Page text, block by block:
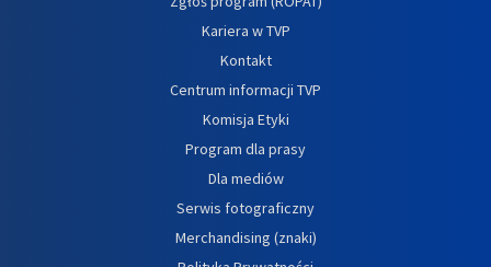
Kariera w TVP
Kontakt
Centrum informacji TVP
Komisja Etyki
Program dla prasy
Dla mediów
Serwis fotograficzny
Merchandising (znaki)